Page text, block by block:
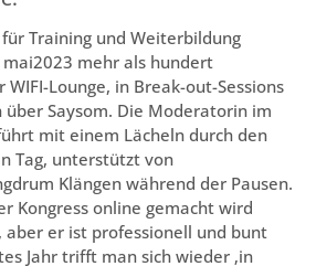
Training und Weiterbildung
mehr als hundert
Lounge, in Break-out-Sessions
über Saysom. Die Moderatorin im
mit einem Lächeln durch den
Tag, unterstützt von
Klängen während der Pausen.
Kongress online gemacht wird
aber er ist professionell und bunt
Jahr trifft man sich wieder ‚in